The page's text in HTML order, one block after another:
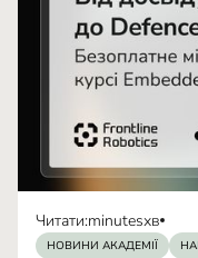
Читати:minutesхв
НОВИНИ АКАДЕМІЇ